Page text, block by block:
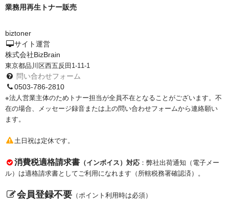
業務用再生トナー販売
biztoner
サイト運営
株式会社BizBrain
東京都品川区西五反田1-11-1
問い合わせフォーム
0503-786-2810
※法人営業主体のためトナー担当が全員不在となることがございます。不
在の場合、メッセージ録音または上の問い合わせフォームから連絡願い
ます。
土日祝は定休です。
消費税適格請求書 （インボイス）対応 ：弊社出荷通知（電子メー
ル）は適格請求書としてご利用になれます（所轄税務署確認済）。
会員登録不要 （ポイント利用時は必須）